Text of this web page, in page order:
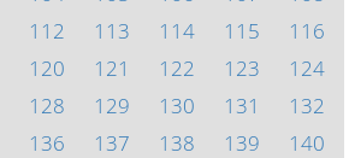
112 113 114 115
116
120 121 122 123
124
128 129 130 131
132
136 137 138 139
140